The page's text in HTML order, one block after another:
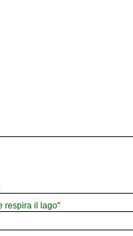
respira il lago"